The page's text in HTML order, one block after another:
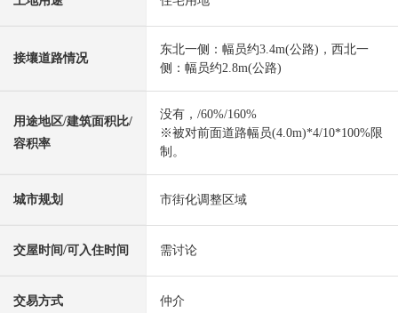
接壤道路情况
东北一侧：幅员约3.4m(公路)，西北一
侧：幅员约2.8m(公路)
用途地区/建筑面积比/
容积率
没有，/60%/160%
※被对前面道路幅员(4.0m)*4/10*100%限
制。
城市规划 市街化调整区域
交屋时间/可入住时间 需讨论
交易方式 仲介